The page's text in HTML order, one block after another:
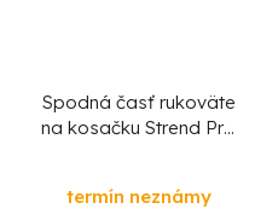
Spodná časť rukoväte
na kosačku Strend Pro
59
termín neznámy